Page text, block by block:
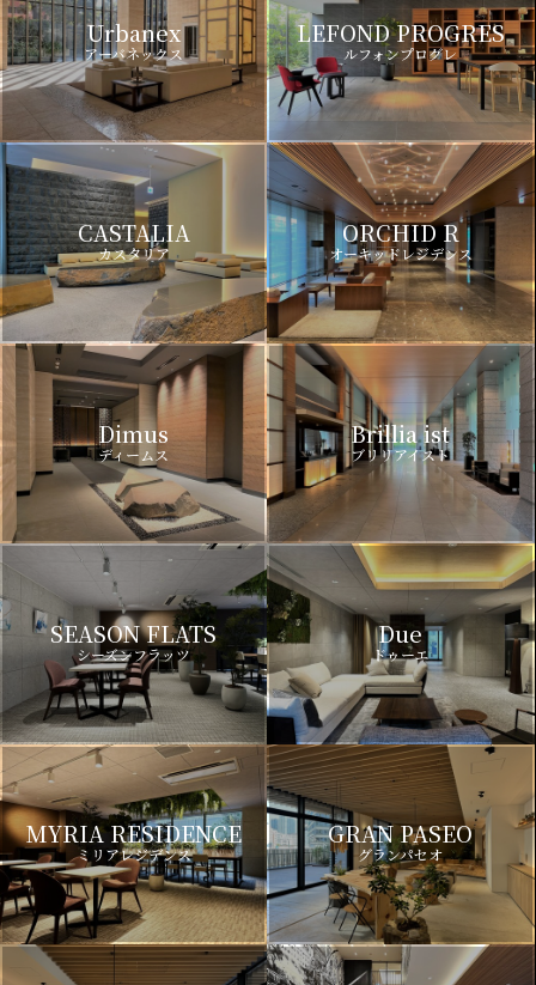
Urbanex
アーバネックス
LEFOND PROGRES
ルフォンプログレ
CASTALIA
カスタリア
ORCHID R
オーキッドレジデンス
Dimus
ディームス
Brillia ist
ブリリアイスト
SEASON FLATS
シーズンフラッツ
Due
ドゥーエ
MYRIA RESIDENCE
ミリアレジデンス
GRAN PASEO
グランパセオ